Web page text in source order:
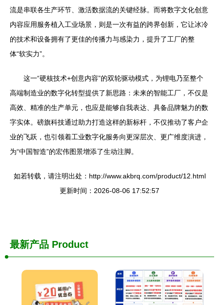
流是串联各生产环节、激活数据流的关键经脉。而将数字文化创意
内容应用服务植入工业场景，则是一次有益的跨界创新，它让冰冷
的技术和设备拥有了更佳的传播力与感染力，提升了工厂的整
体“软实力”。
这一“硬核技术+创意内容”的双轮驱动模式，为锂电乃至整个
高端制造业的数字化转型提供了新思路：未来的智能工厂，不仅是
高效、精准的生产单元，也应是能够自我表达、具备品牌魅力的数
字实体。磅旗科技通过助力打造这样的新标杆，不仅推动了客户企
业的飞跃，也引领着工业数字化服务向更深层次、更广维度演进，
为“中国智造”的宏伟图景增添了生动注脚。
如若转载，请注明出处：http://www.akbrq.com/product/12.html
更新时间：2026-08-06 17:52:57
最新产品 Product